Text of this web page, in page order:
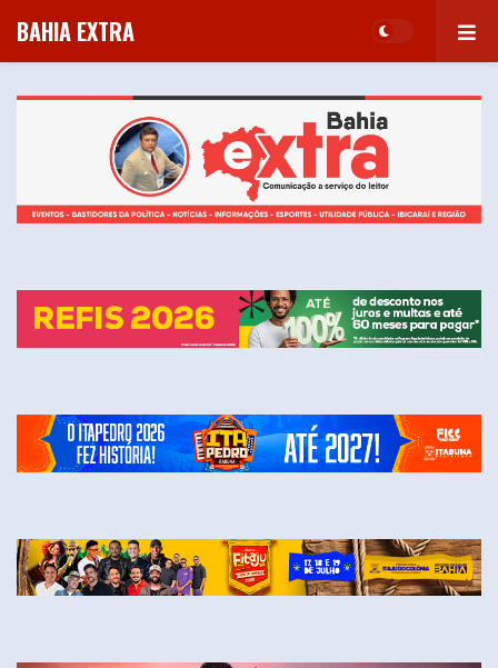
BAHIA EXTRA